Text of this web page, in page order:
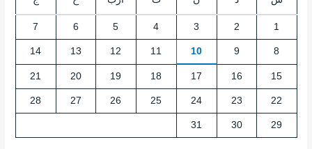
1
2
3
4
5
6
7
8
9
10
11
12
13
14
15
16
17
18
19
20
21
22
23
24
25
26
27
28
29
30
31